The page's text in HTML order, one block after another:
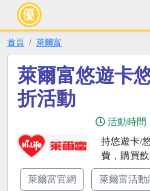
首頁 萊爾富
萊爾富悠遊卡
折活動
活動時間
持悠遊卡/
費，購買
萊爾富官網 萊爾富活動